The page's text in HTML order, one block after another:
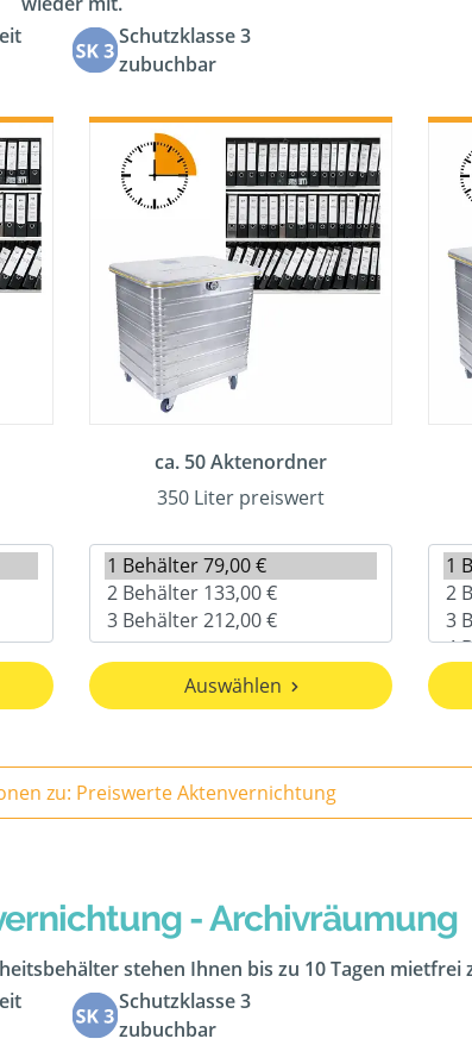
Schutzklasse 3
zubuchbar
ca. 50 Aktenordner
350 Liter preiswert
Auswählen
zu: Preiswerte Aktenvernichtung
- Archivräumung
stehen Ihnen bis zu 10 Tagen mietfrei
Schutzklasse 3
zubuchbar